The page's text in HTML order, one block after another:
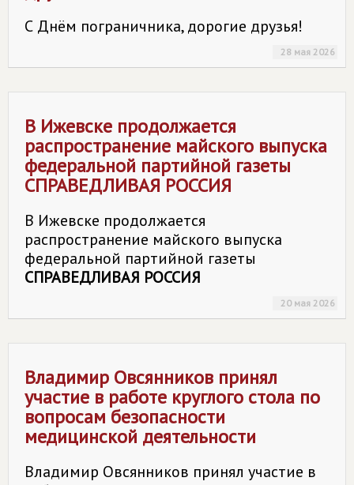
С Днём пограничника, дорогие друзья!
28 мая 2026
В Ижевске продолжается
распространение майского выпуска
федеральной партийной газеты
СПРАВЕДЛИВАЯ РОССИЯ
В Ижевске продолжается
распространение майского выпуска
федеральной партийной газеты
СПРАВЕДЛИВАЯ РОССИЯ
20 мая 2026
Владимир Овсянников принял
участие в работе круглого стола по
вопросам безопасности
медицинской деятельности
Владимир Овсянников принял участие в